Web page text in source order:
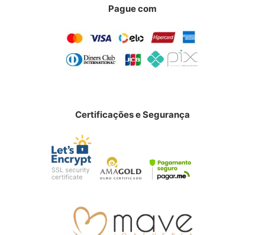
Pague com
Certificações e Segurança